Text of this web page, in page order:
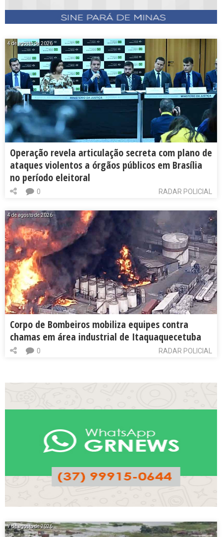
4 de agosto de 2026
Operação revela articulação secreta com plano de
ataques violentos a órgãos públicos em Brasília
no período eleitoral
RADAR POLICIAL
0
4 de agosto de 2026
Corpo de Bombeiros mobiliza equipes contra
chamas em área industrial de Itaquaquecetuba
RADAR POLICIAL
0
7 de agosto de 2026